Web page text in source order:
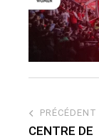
PRÉCÉDENT
CENTRE DE